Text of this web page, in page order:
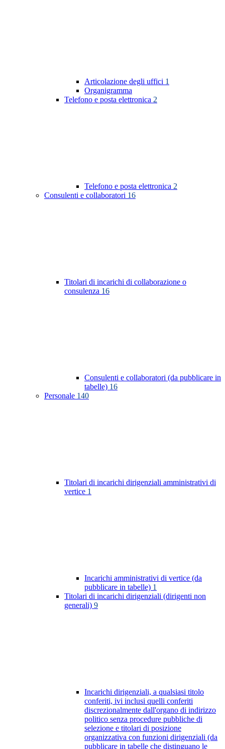
Articolazione degli uffici 1
Organigramma
Telefono e posta elettronica 2
Telefono e posta elettronica 2
Consulenti e collaboratori 16
Titolari di incarichi di collaborazione o
consulenza 16
Consulenti e collaboratori (da pubblicare in
tabelle) 16
Personale 140
Titolari di incarichi dirigenziali amministrativi di
vertice 1
Incarichi amministrativi di vertice (da
pubblicare in tabelle) 1
Titolari di incarichi dirigenziali (dirigenti non
generali) 9
Incarichi dirigenziali, a qualsiasi titolo
conferiti, ivi inclusi quelli conferiti
discrezionalmente dall'organo di indirizzo
politico senza procedure pubbliche di
selezione e titolari di posizione
organizzativa con funzioni dirigenziali (da
pubblicare in tabelle che distinguano le